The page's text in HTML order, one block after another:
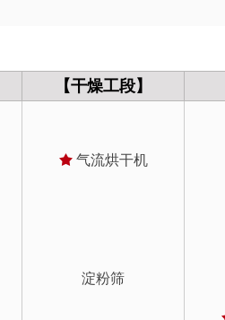
【干燥工段】
气流烘干机
淀粉筛